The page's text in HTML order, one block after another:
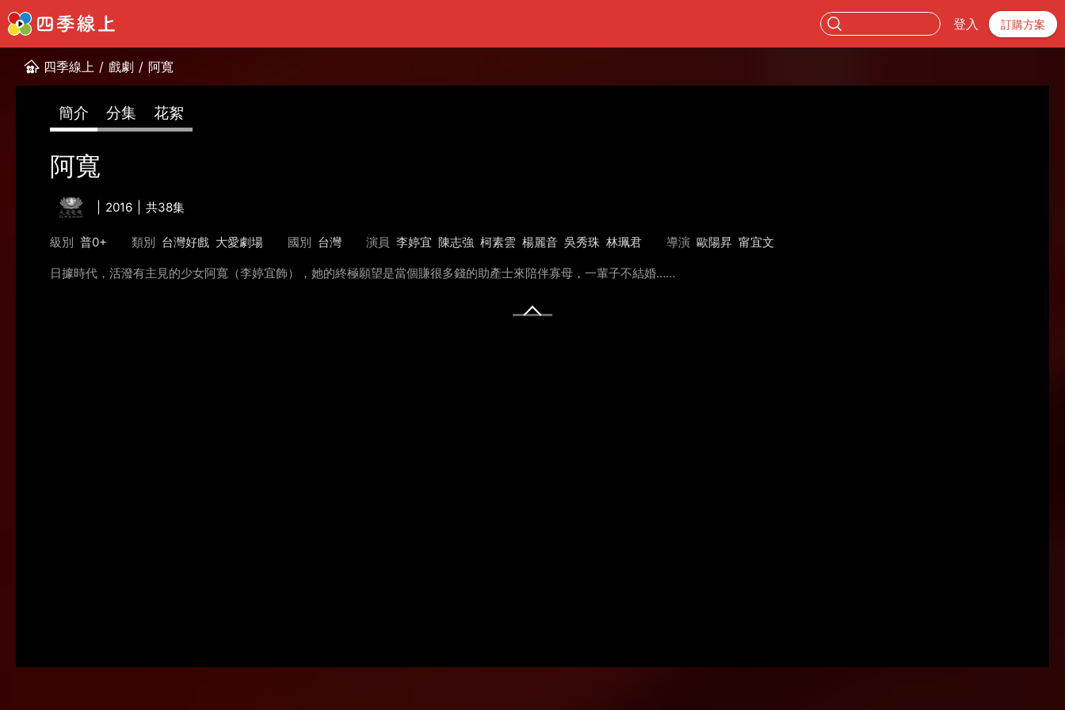
登入 訂購方案
四季線上 / 戲劇 / 阿寬
簡介 分集 花絮
阿寬
2016 共38集
級別 普0+ 類別 台灣好戲 大愛劇場 國別 台灣 演員 李婷宜 陳志強 柯素雲 楊麗音 吳秀珠 林珮君 導演 歐陽昇 甯宜文
日據時代，活潑有主見的少女阿寬（李婷宜飾），她的終極願望是當個賺很多錢的助產士來陪伴寡母，一輩子不結婚……